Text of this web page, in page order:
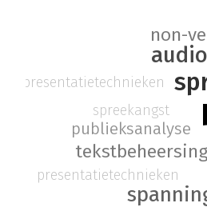
non-
publieksanalyse
presentatietechnieken
spreekangst
presentatietechnieken